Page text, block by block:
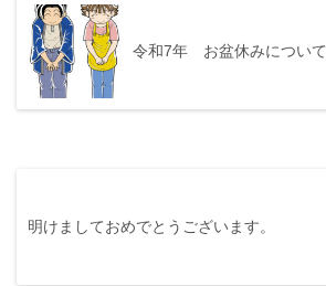
令和7年 お盆休みについて
明けましておめでとうございます。